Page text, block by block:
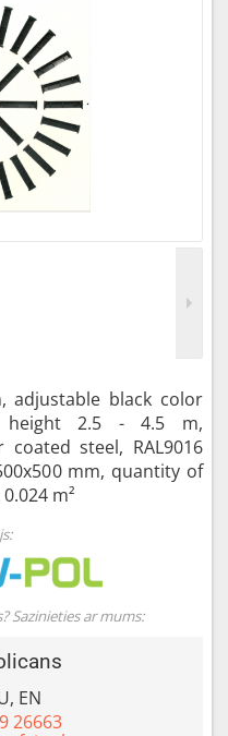
adjustable black color
height 2.5 - 4.5 m,
steel, RAL9016
mm, quantity of
m²
Sazinieties ar mums:
EN
26663